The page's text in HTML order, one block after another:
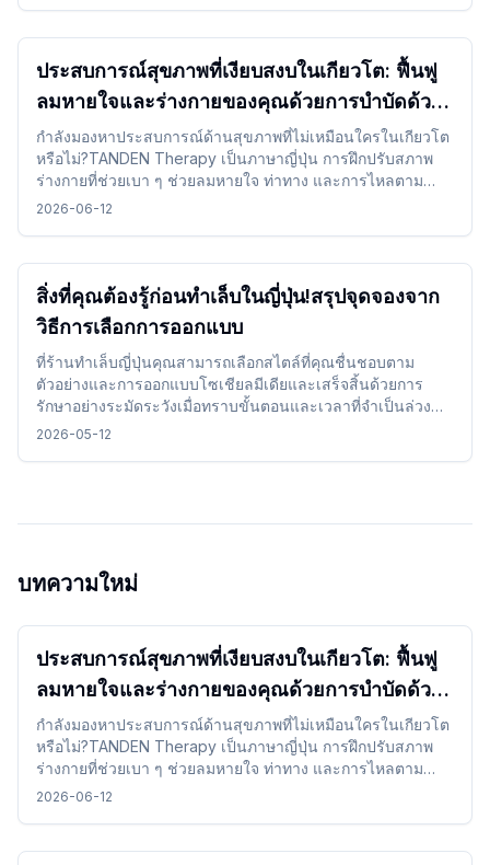
ประสบการณ์สุขภาพที่เงียบสงบในเกียวโต: ฟื้นฟู
ลมหายใจและร่างกายของคุณด้วยการบำบัดด้วย
TANDEN Therapy
กำลังมองหาประสบการณ์ด้านสุขภาพที่ไม่เหมือนใครในเกียวโต
หรือไม่?TANDEN Therapy เป็นภาษาญี่ปุ่น การฝึกปรับสภาพ
ร่างกายที่ช่วยเบา ๆ ช่วยลมหายใจ ท่าทาง และการไหลตาม
ธรรมชาติของร่างกาย ร่างกายมันมอบโอกาสที่ไม่เหมือนใครใน
2026-06-12
สิ่งที่คุณต้องรู้ก่อนทำเล็บในญี่ปุ่น!สรุปจุดจองจาก
วิธีการเลือกการออกแบบ
ที่ร้านทำเล็บญี่ปุ่นคุณสามารถเลือกสไตล์ที่คุณชื่นชอบตาม
ตัวอย่างและการออกแบบโซเชียลมีเดียและเสร็จสิ้นด้วยการ
รักษาอย่างระมัดระวังเมื่อทราบขั้นตอนและเวลาที่จำเป็นล่วง
หน้าคุณสามารถเพลิดเพลินไปกับประสบการณ์เล็บได้โดยไม่ยาก
2026-05-12
บทความใหม่
ประสบการณ์สุขภาพที่เงียบสงบในเกียวโต: ฟื้นฟู
ลมหายใจและร่างกายของคุณด้วยการบำบัดด้วย
TANDEN Therapy
กำลังมองหาประสบการณ์ด้านสุขภาพที่ไม่เหมือนใครในเกียวโต
หรือไม่?TANDEN Therapy เป็นภาษาญี่ปุ่น การฝึกปรับสภาพ
ร่างกายที่ช่วยเบา ๆ ช่วยลมหายใจ ท่าทาง และการไหลตาม
ธรรมชาติของร่างกาย ร่างกายมันมอบโอกาสที่ไม่เหมือนใครใน
2026-06-12